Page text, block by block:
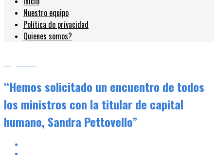
Nuestro equipo
Política de privacidad
Quienes somos?
“Hemos solicitado un encuentro de todos
los ministros con la titular de capital
humano, Sandra Pettovello”